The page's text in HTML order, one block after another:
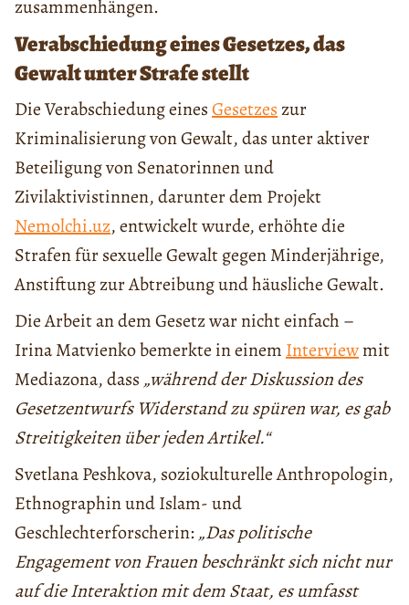
zusammenhängen.
Verabschiedung eines Gesetzes, das
Gewalt unter Strafe stellt
Die Verabschiedung einesGesetzeszur
Kriminalisierung von Gewalt, das unter aktiver
Beteiligung von Senatorinnen und
Zivilaktivistinnen, darunter dem Projekt
Nemolchi.uz, entwickelt wurde, erhöhte die
Strafen für sexuelle Gewalt gegen Minderjährige,
Anstiftung zur Abtreibung und häusliche Gewalt.
Die Arbeit an dem Gesetz war nicht einfach –
Irina Matvienko bemerkte in einem Interviewmit
Mediazona, dass „während der Diskussion des
Gesetzentwurfs Widerstand zu spüren war, es gab
Streitigkeiten über jeden Artikel.“
Svetlana Peshkova, soziokulturelle Anthropologin,
Ethnographin und Islam- und
Geschlechterforscherin: „Das politische
Engagement von Frauen beschränkt sich nicht nur
auf die Interaktion mit dem Staat, es umfasst